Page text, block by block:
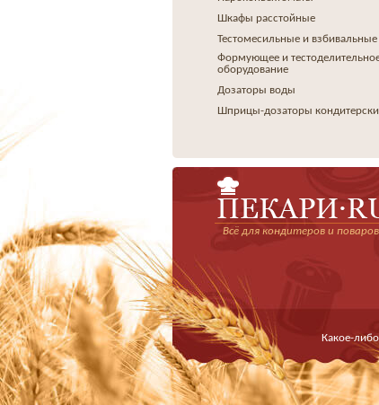
Шкафы расстойные
Тестомесильные и
Формующее и
оборудование
Дозаторы воды
Шприцы-дозаторы
Всё для кондитеров и
Какое-